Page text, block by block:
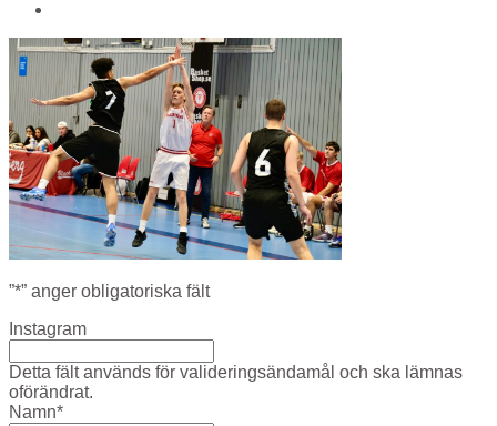
”*” anger obligatoriska fält
Instagram
Detta fält används för valideringsändamål och ska lämnas
oförändrat.
Namn*